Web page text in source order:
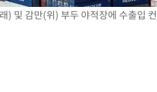
및 감만(위) 부두 야적장에 수출입